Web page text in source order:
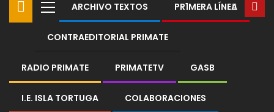
ARCHIVO TEXTOS PR1MERA LÍNEA
CONTRAEDITORIAL PRIMATE
RADIO PRIMATE PRIMATETV GASB
I.E. ISLA TORTUGA COLABORACIONES